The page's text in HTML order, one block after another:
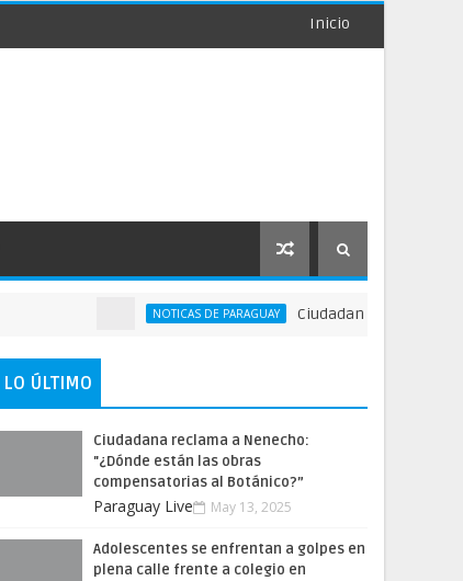
Inicio
NOTICAS DE PARAGUAY Ciudadana reclama a
LO ÚLTIMO
Ciudadana reclama a Nenecho:
"¿Dónde están las obras
compensatorias al Botánico?”
Paraguay Live May 13, 2025
Adolescentes se enfrentan a golpes en
plena calle frente a colegio en